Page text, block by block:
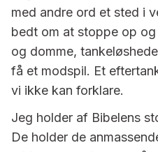
med andre ord et sted i
bedt om at stoppe op
og domme,
få et modspil. Et
vi ikke kan forklare.
Jeg holder af Bibelens
De holder de